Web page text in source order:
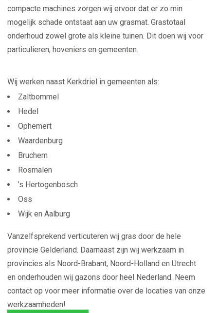
compacte machines zorgen wij ervoor dat er zo min
mogelijk schade ontstaat aan uw grasmat. Grastotaal
onderhoud zowel grote als kleine tuinen. Dit doen wij voor
particulieren, hoveniers en gemeenten.
Wij werken naast Kerkdriel in gemeenten als:
Zaltbommel
Hedel
Ophemert
Waardenburg
Bruchem
Rosmalen
’s Hertogenbosch
Oss
Wijk en Aalburg
Vanzelfsprekend verticuteren wij gras door de hele
provincie Gelderland. Daarnaast zijn wij werkzaam in
provincies als Noord-Brabant, Noord-Holland en Utrecht
en onderhouden wij gazons door heel Nederland. Neem
contact op voor meer informatie over de locaties van onze
werkzaamheden!